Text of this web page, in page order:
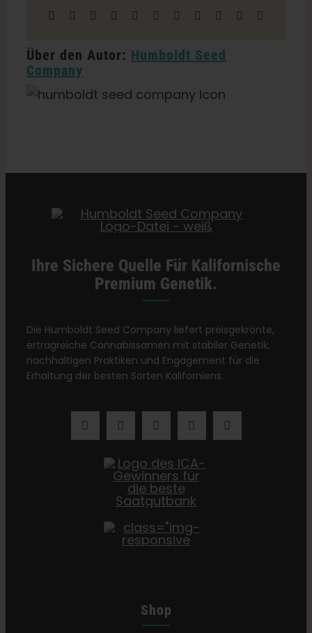
Facebook Reddit LinkedInWhatsAppTelegramm
TumblrPinterest Xing
Über den Autor: Humboldt Seed
Company
Ihre Sichere Quelle Für Kalifornische
Premium Genetik.
Die Humboldt Seed Company liefert preisgekrönte,
ertragreiche Cannabissamen mit stabiler Genetik,
nachhaltigen Praktiken und Engagement für die
Erhaltung der besten Sorten Kaliforniens.
Shop